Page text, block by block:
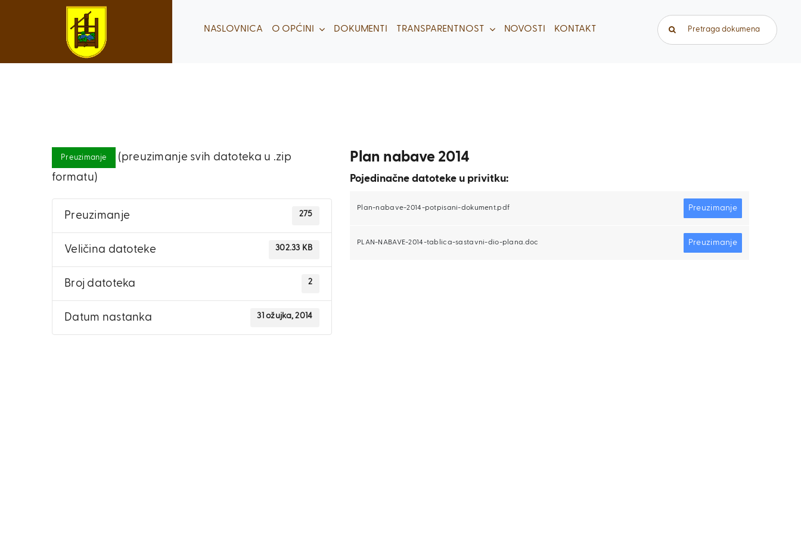
NASLOVNICA O OPĆINI DOKUMENTI TRANSPARENTNOST NOVOSTI KONTAKT Traži...
Preuzimanje
(preuzimanje svih datoteka u .zip
formatu)
Preuzimanje 275
Veličina datoteke 302.33 KB
Broj datoteka 2
Datum nastanka 31 ožujka, 2014
Plan nabave 2014
Pojedinačne datoteke u privitku:
Plan-nabave-2014-potpisani-dokument.pdf Preuzimanje
PLAN-NABAVE-2014-tablica-sastavni-dio-plana.doc Preuzimanje